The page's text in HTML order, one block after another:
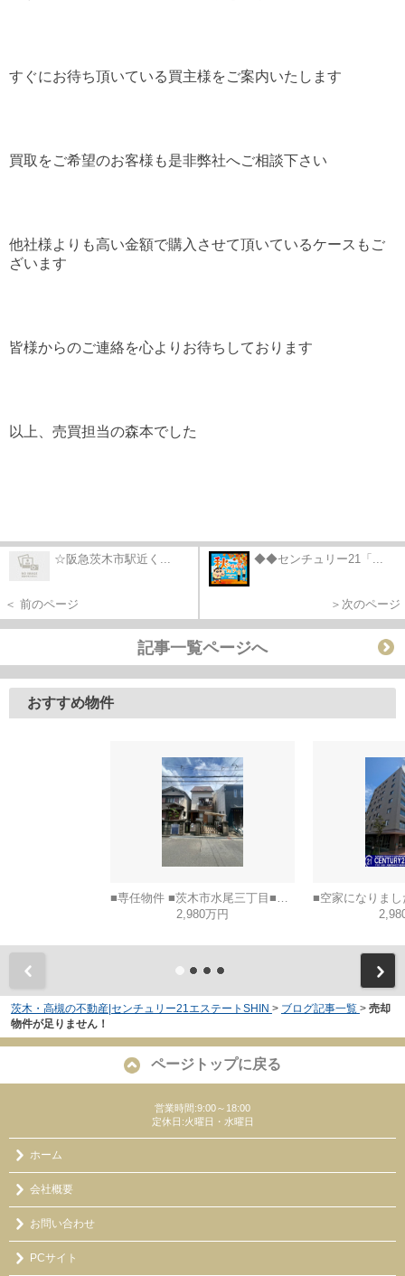
すぐにお待ち頂いている買主様をご案内いたします
買取をご希望のお客様も是非弊社へご相談下さい
他社様よりも高い金額で購入させて頂いているケースもご
ざいます
皆様からのご連絡を心よりお待ちしております
以上、売買担当の森本でした
☆阪急茨木市駅近く...
＜ 前のページ
◆◆センチュリー21「...
＞次のページ
記事一覧ページへ
おすすめ物件
2,980万円
茨木・高槻の不動産|センチュリー21エステートSHIN > ブログ記事一覧 > 売却
物件が足りません！
ページトップに戻る
営業時間:9:00～18:00
定休日:火曜日・水曜日
ホーム
会社概要
お問い合わせ
PCサイト